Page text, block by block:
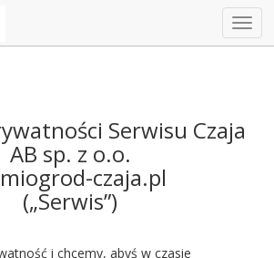
Serwisu Czaja
AB sp. z o.o.
czaja.pl
(„Serwis”)
i chcemy, abyś w czasie